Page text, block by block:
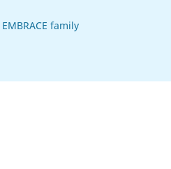
EMBRACE family